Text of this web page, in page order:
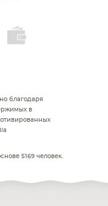
благодаря
в
5169 человек.